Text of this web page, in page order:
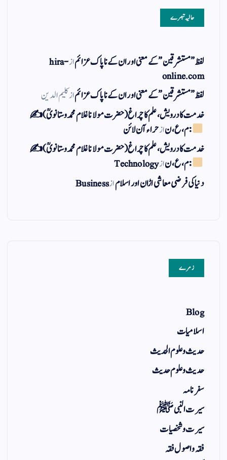
حالیہ تبصرے
لفظ ” مستشرقین ” کے معنی اور ان کے نا پاک عزائمازhira-
online.com
لفظ ” مستشرقین ” کے معنی اور ان کے نا پاک عزائمازکلیم الدین
خدمت کا درویش، علم کا چراغ(حضرت مولانا غلام محمد وستانویؒ)✍
: م ، ع ، نازحراء آن لائن
خدمت کا درویش، علم کا چراغ(حضرت مولانا غلام محمد وستانویؒ)✍
: م ، ع ، نازTechnology
دنیا کی فرضی معاشی اڑان اور اسلامازBusiness
زمرے
Blog
اسلامیات
حدیث و علوم الحدیث
حدیث و علوم حدیث
سفر نامہ
سیرت النبی ﷺ
سیرت و شخصیات
فقہ و اصول فقہ